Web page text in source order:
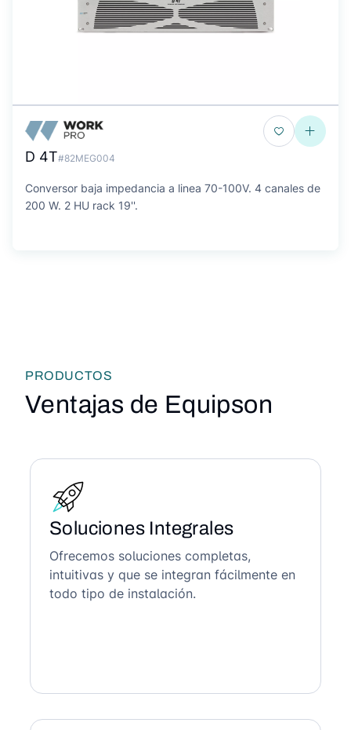
D 4T#82MEG004
Conversor baja impedancia a linea 70-100V. 4 canales de
200 W. 2 HU rack 19''.
PRODUCTOS
Ventajas de Equipson
Soluciones Integrales
Ofrecemos soluciones completas,
intuitivas y que se integran fácilmente en
todo tipo de instalación.